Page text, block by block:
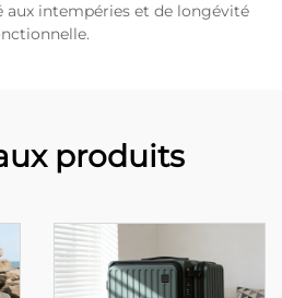
aux intempéries et de longévité
produits